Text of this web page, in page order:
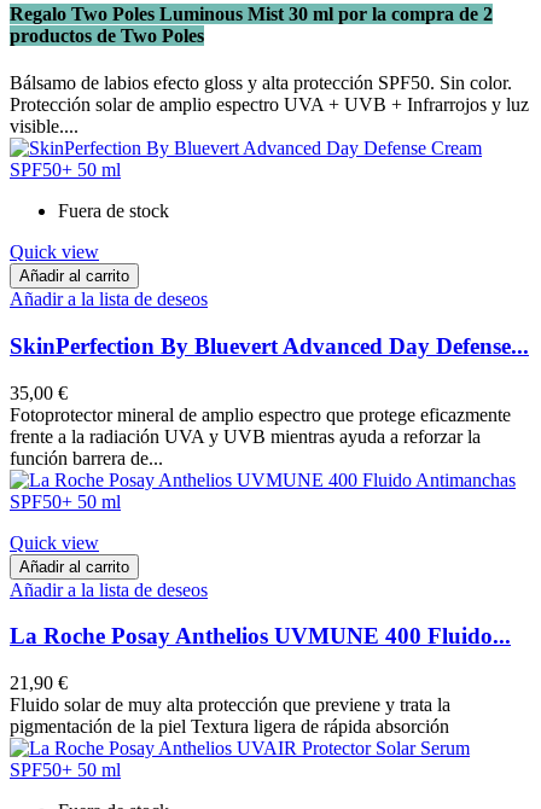
Regalo Two Poles Luminous Mist 30 ml por la compra de 2
productos de Two Poles
Bálsamo de labios efecto gloss y alta protección SPF50. Sin color.
Protección solar de amplio espectro UVA + UVB + Infrarrojos y luz
visible....
Fuera de stock
Quick view
Añadir al carrito
Añadir a la lista de deseos
SkinPerfection By Bluevert Advanced Day Defense...
35,00 €
Fotoprotector mineral de amplio espectro que protege eficazmente
frente a la radiación UVA y UVB mientras ayuda a reforzar la
función barrera de...
Quick view
Añadir al carrito
Añadir a la lista de deseos
La Roche Posay Anthelios UVMUNE 400 Fluido...
21,90 €
Fluido solar de muy alta protección que previene y trata la
pigmentación de la piel Textura ligera de rápida absorción